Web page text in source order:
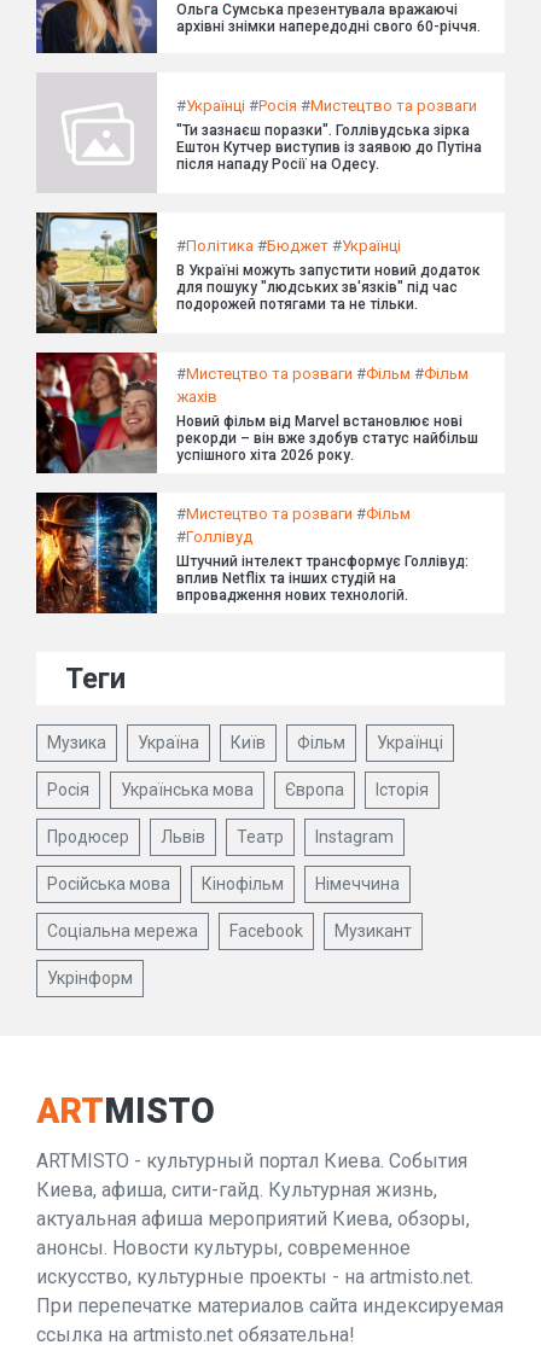
Ольга Сумська презентувала вражаючі
архівні знімки напередодні свого 60-річчя.
#Українці #Росія #Мистецтво та розваги
"Ти зазнаєш поразки". Голлівудська зірка
Ештон Кутчер виступив із заявою до Путіна
після нападу Росії на Одесу.
#Політика #Бюджет #Українці
В Україні можуть запустити новий додаток
для пошуку "людських зв'язків" під час
подорожей потягами та не тільки.
#Мистецтво та розваги #Фільм #Фільм
жахів
Новий фільм від Marvel встановлює нові
рекорди – він вже здобув статус найбільш
успішного хіта 2026 року.
#Мистецтво та розваги #Фільм
#Голлівуд
Штучний інтелект трансформує Голлівуд:
вплив Netflix та інших студій на
впровадження нових технологій.
Теги
Музика Україна Київ Фільм Українці
Росія Українська мова Європа Історія
Продюсер Львів Театр Instagram
Російська мова Кінофільм Німеччина
Соціальна мережа Facebook Музикант
Укрінформ
ARTMISTO
ARTMISTO - культурный портал Киева. События
Киева, афиша, сити-гайд. Культурная жизнь,
актуальная афиша мероприятий Киева, обзоры,
анонсы. Новости культуры, современное
искусство, культурные проекты - на artmisto.net.
При перепечатке материалов сайта индексируемая
ссылка на artmisto.net обязательна!